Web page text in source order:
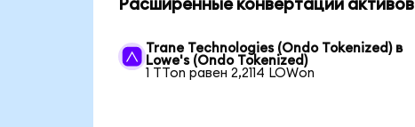
Расширенные конвертации активов
Trane Technologies (Ondo Tokenized) в
Lowe's (Ondo Tokenized)
1 TTon равен 2,2114 LOWon